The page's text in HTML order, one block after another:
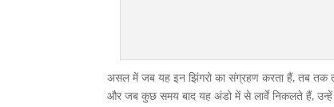
असल में जब यह इन झिंगरो का संग्रहण करता हैं, तब तक
और जब कुछ समय बाद यह अंडो में से लार्वे निकलते हैं,